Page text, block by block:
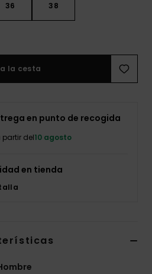
36 38
la cesta
en punto de recogida
partir del10 agosto
en tienda